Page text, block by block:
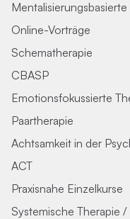
Online-Vorträge
Schematherapie
CBASP
Emotionsfokussierte
Paartherapie
Achtsamkeit in der
ACT
Praxisnahe Einzelkurse
Systemische Therapie